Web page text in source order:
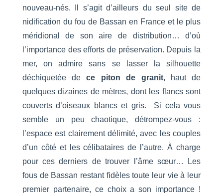
nouveau-nés. Il s’agit d’ailleurs du seul site de
nidification du fou de Bassan en France et le plus
méridional de son aire de distribution… d’où
l’importance des efforts de préservation. Depuis la
mer, on admire sans se lasser la silhouette
déchiquetée dece piton de granit, haut de
quelques dizaines de mètres, dont les flancs sont
couverts d’oiseaux blancs et gris. Si cela vous
semble un peu chaotique, détrompez-vous :
l’espace est clairement délimité, avec les couples
d’un côté et les célibataires de l’autre. À charge
pour ces derniers de trouver l’âme sœur… Les
fous de Bassan restant fidèles toute leur vie à leur
premier partenaire, ce choix a son importance !